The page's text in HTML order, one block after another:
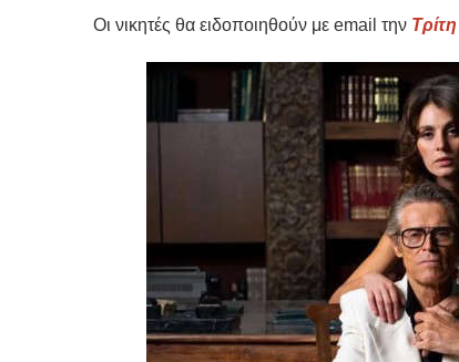
Οι νικητές θα ειδοποιηθούν με email την